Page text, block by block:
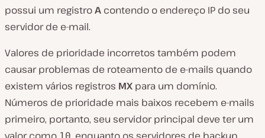
possui um registroA contendo o endereço IP do seu
servidor de e-mail.
Valores de prioridade incorretos também podem
causar problemas de roteamento de e-mails quando
existem vários registros MX para um domínio.
Números de prioridade mais baixos recebem e-mails
primeiro, portanto, seu servidor principal deve ter um
10